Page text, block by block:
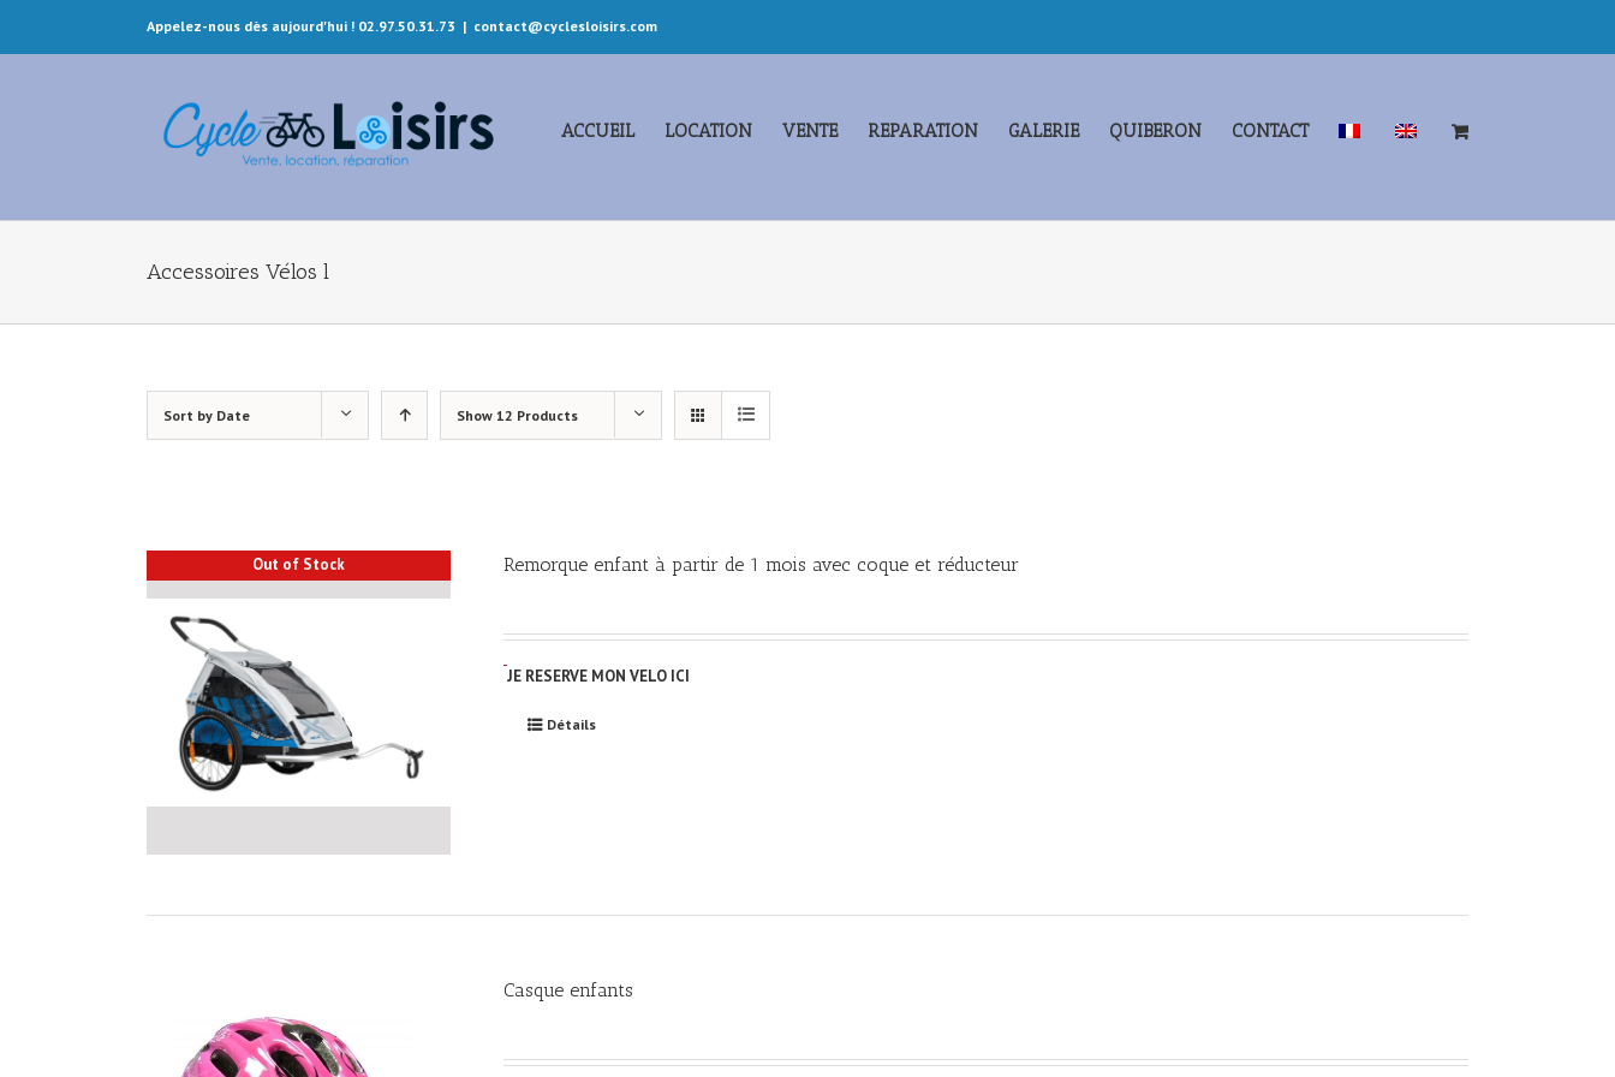
Appelez-nous dès aujourd'hui ! 02.97.50.31.73 | contact@cyclesloisirs.com
ACCUEIL LOCATION VENTE REPARATION GALERIE QUIBERON CONTACT
Accessoires Vélos l
Sort by Date Show 12 Products
Out of Stock Remorque enfant à partir de 1 mois avec coque et réducteur
JE RESERVE MON VELO ICI
Détails
Casque enfants